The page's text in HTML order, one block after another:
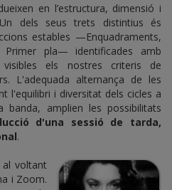
en l’estructura, dimensió i
dels seus trets distintius és
estables —Enquadraments,
Primer pla— identificades amb
els nostres criteris de
L'adequada alternança de les
l'equilibri i diversitat dels cicles a
banda, amplien les possibilitats
d'una sessió de tarda,
.
al voltant
i Zoom.